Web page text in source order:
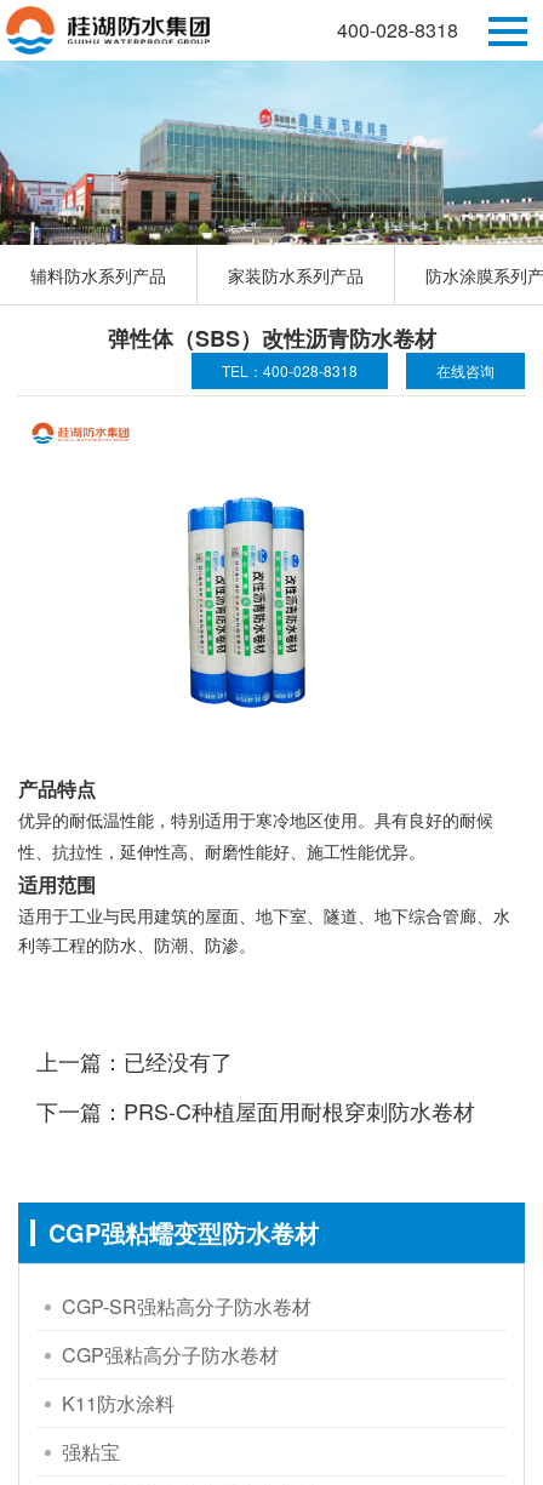
400-028-8318
辅料防水系列产品 家装防水系列产品 防水涂膜系列
弹性体（SBS）改性沥青防水卷材
在线咨询
TEL：400-028-8318
产品特点
优异的耐低温性能，特别适用于寒冷地区使用。具有良好的耐候
性、抗拉性，延伸性高、耐磨性能好、施工性能优异。
适用范围
适用于工业与民用建筑的屋面、地下室、隧道、地下综合管廊、水
利等工程的防水、防潮、防渗。
上一篇：已经没有了
下一篇：PRS-C种植屋面用耐根穿刺防水卷材
CGP强粘蠕变型防水卷材
CGP-SR强粘高分子防水卷材
CGP强粘高分子防水卷材
K11防水涂料
强粘宝